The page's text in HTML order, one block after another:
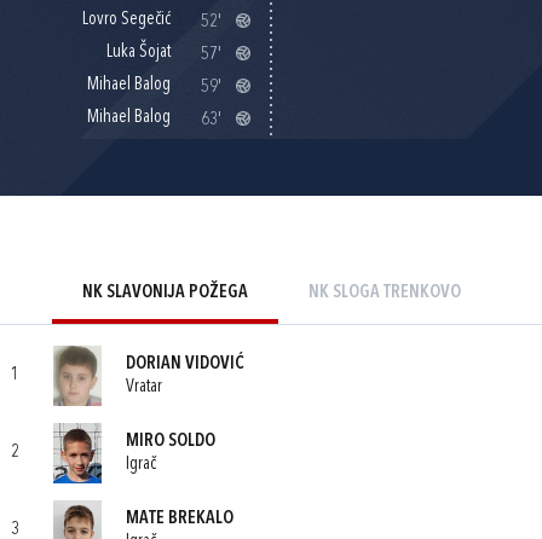
Lovro Segečić
52'
Luka Šojat
57'
Mihael Balog
59'
Mihael Balog
63'
NK SLAVONIJA POŽEGA NK SLOGA TRENKOVO
1
DORIAN VIDOVIĆ
Vratar
2
MIRO SOLDO
Igrač
3
MATE BREKALO